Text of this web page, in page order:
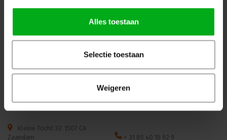
Alles toestaan
Selectie toestaan
Weigeren
| transparant | 2,5 of 3m |
Login voor prijzen
Profielspot LED Movinghead
CMY | 29dB(A) | 18 gobo's
≥70
Login voor prijzen
Kleine Tocht 32 1507 CA
Zaandam
+ 31 85 40 15 92 9